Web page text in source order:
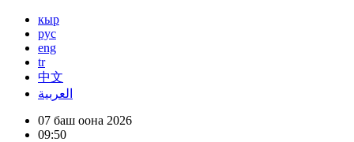
кыр
рус
eng
tr
中文
العربية
07 баш оона 2026
09:50